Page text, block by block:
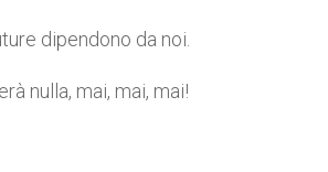
dipendono da noi.
nulla, mai, mai, mai!